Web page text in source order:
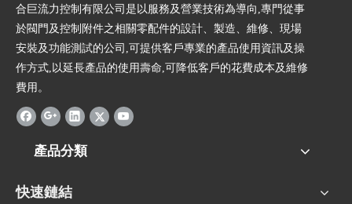
合巨流力控制有限公司是以服務及營業技術為導向,專門從事
於閥門及控制附件之相關零配件的設計、製造、維修、現場
安裝及功能測試的公司,可提供客戶專業的產品使用資訊及操
作方式,以延長產品的使用壽命,可降低客戶的花費成本及維修
費用。
產品分類
快速鏈結